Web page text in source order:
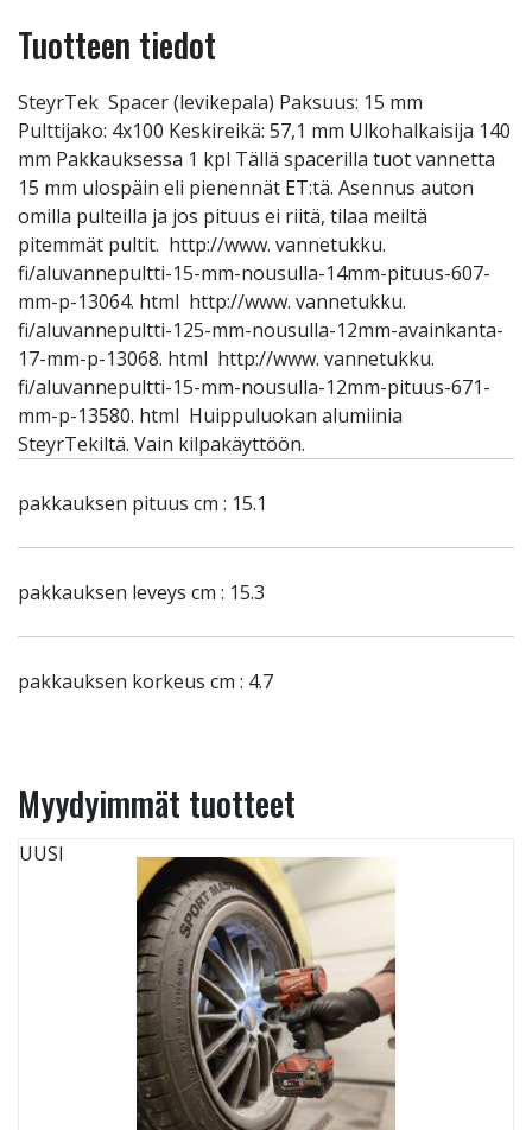
Tuotteen tiedot
SteyrTek Spacer (levikepala) Paksuus: 15 mm
Pulttijako: 4x100 Keskireikä: 57,1 mm Ulkohalkaisija 140
mm Pakkauksessa 1 kpl Tällä spacerilla tuot vannetta
15 mm ulospäin eli pienennät ET:tä. Asennus auton
omilla pulteilla ja jos pituus ei riitä, tilaa meiltä
pitemmät pultit. http://www. vannetukku.
fi/aluvannepultti-15-mm-nousulla-14mm-pituus-607-
mm-p-13064. html http://www. vannetukku.
fi/aluvannepultti-125-mm-nousulla-12mm-avainkanta-
17-mm-p-13068. html http://www. vannetukku.
fi/aluvannepultti-15-mm-nousulla-12mm-pituus-671-
mm-p-13580. html Huippuluokan alumiinia
SteyrTekiltä. Vain kilpakäyttöön.
pakkauksen pituus cm : 15.1
pakkauksen leveys cm : 15.3
pakkauksen korkeus cm : 4.7
Myydyimmät tuotteet
UUSI